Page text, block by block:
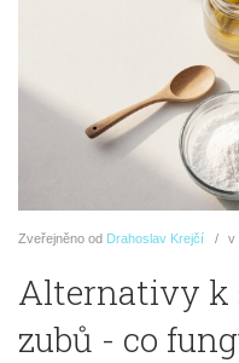
Zveřejněno od Drahoslav Krejčí v
Alternativy k
zubů - co